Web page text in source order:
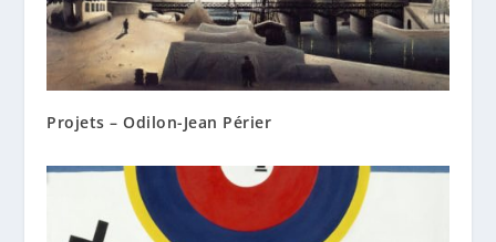
Projets – Odilon-Jean Périer